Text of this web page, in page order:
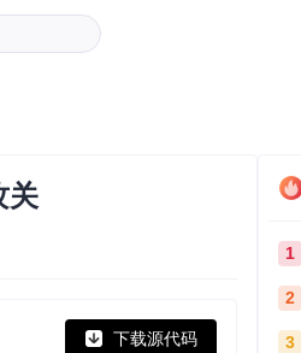
关
下载源代码
1
2
3